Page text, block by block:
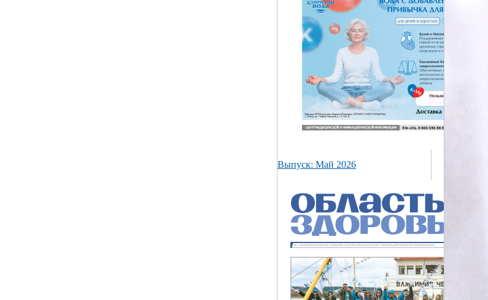
Выпуск: Май 2026